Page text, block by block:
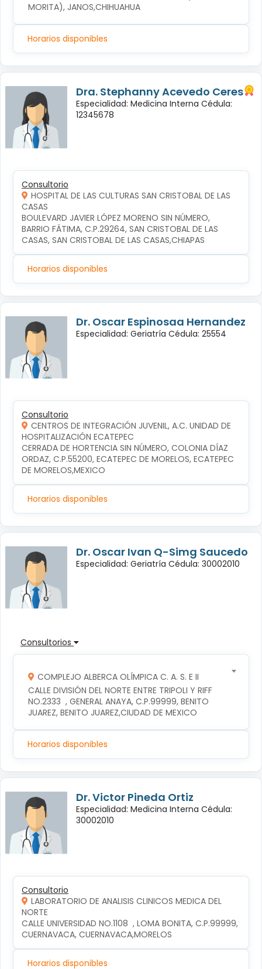
MORITA), JANOS,CHIHUAHUA
Horarios disponibles
Dra. Stephanny Acevedo Ceres
Especialidad: Medicina Interna Cédula:
12345678
Consultorio
HOSPITAL DE LAS CULTURAS SAN CRISTOBAL DE LAS
CASAS
BOULEVARD JAVIER LÓPEZ MORENO SIN NÚMERO,
BARRIO FÁTIMA, C.P.29264, SAN CRISTOBAL DE LAS
CASAS, SAN CRISTOBAL DE LAS CASAS,CHIAPAS
Horarios disponibles
Dr. Oscar Espinosaa Hernandez
Especialidad: Geriatría Cédula: 25554
Consultorio
CENTROS DE INTEGRACIÓN JUVENIL, A.C. UNIDAD DE
HOSPITALIZACIÓN ECATEPEC
CERRADA DE HORTENCIA SIN NÚMERO, COLONIA DÍAZ
ORDAZ, C.P.55200, ECATEPEC DE MORELOS, ECATEPEC
DE MORELOS,MEXICO
Horarios disponibles
Dr. Oscar Ivan Q-Simg Saucedo
Especialidad: Geriatría Cédula: 30002010
Consultorios
COMPLEJO ALBERCA OLÍMPICA C. A. S. E II
CALLE DIVISIÓN DEL NORTE ENTRE TRIPOLI Y RIFF
NO.2333  , GENERAL ANAYA, C.P.99999, BENITO
JUAREZ, BENITO JUAREZ,CIUDAD DE MEXICO
Horarios disponibles
Dr. Victor Pineda Ortiz
Especialidad: Medicina Interna Cédula:
30002010
Consultorio
LABORATORIO DE ANALISIS CLINICOS MEDICA DEL
NORTE
CALLE UNIVERSIDAD NO.1108  , LOMA BONITA, C.P.99999,
CUERNAVACA, CUERNAVACA,MORELOS
Horarios disponibles